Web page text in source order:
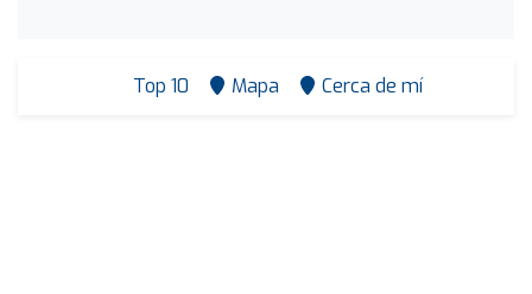
Top 10 Mapa Cerca de mí